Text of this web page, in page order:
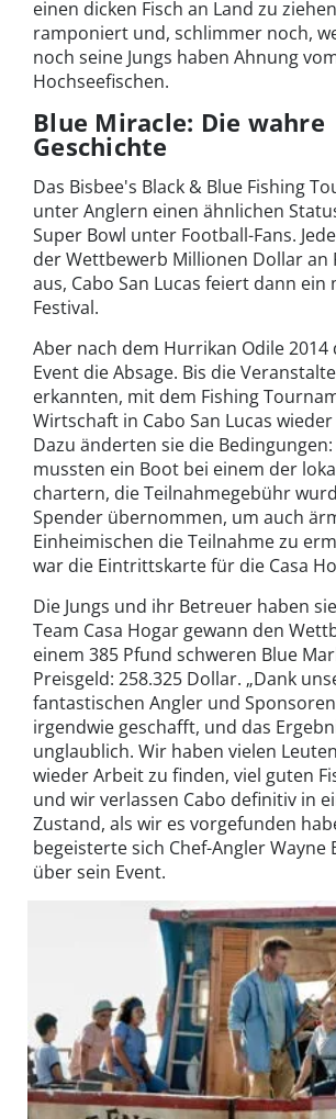
einen dicken Fisch an Land zu
ramponiert und, schlimmer noch,
noch seine Jungs haben Ahnung
Hochseefischen.
Blue Miracle: Die wahre
Geschichte
Das Bisbee's Black & Blue Fishing
unter Anglern einen ähnlichen
Super Bowl unter Football-Fans.
der Wettbewerb Millionen Dollar an
aus, Cabo San Lucas feiert dann ein
Festival.
Aber nach dem Hurrikan Odile
Event die Absage. Bis die
erkannten, mit dem Fishing
Wirtschaft in Cabo San Lucas
Dazu änderten sie die
mussten ein Boot bei einem der
chartern, die Teilnahmegebühr
Spender übernommen, um auch
Einheimischen die Teilnahme zu
war die Eintrittskarte für die Casa
Die Jungs und ihr Betreuer haben
Team Casa Hogar gewann den
einem 385 Pfund schweren Blue
Preisgeld: 258.325 Dollar. „Dank
fantastischen Angler und
irgendwie geschafft, und das
unglaublich. Wir haben vielen
wieder Arbeit zu finden, viel guten
und wir verlassen Cabo definitiv in
Zustand, als wir es vorgefunden
begeisterte sich Chef-Angler Wayne
über sein Event.